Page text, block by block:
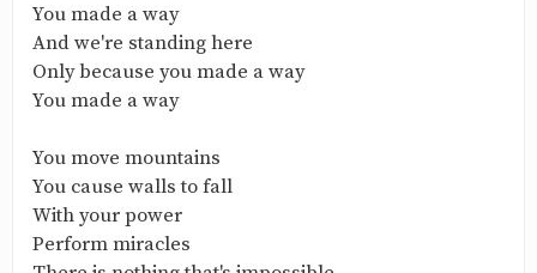
You made a way
And we're standing here
Only because you made a way
You made a way
You move mountains
You cause walls to fall
With your power
Perform miracles